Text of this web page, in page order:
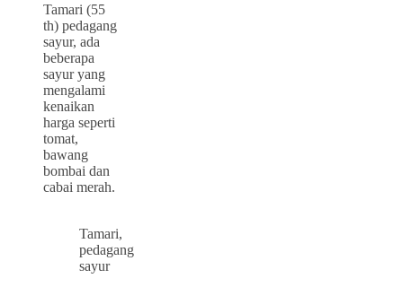
Tamari (55
th) pedagang
sayur, ada
beberapa
sayur yang
mengalami
kenaikan
harga seperti
tomat,
bawang
bombai dan
cabai merah.
Tamari,
pedagang
sayur